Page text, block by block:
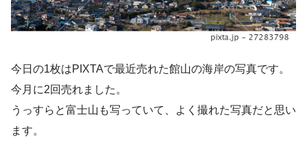
今日の1枚はPIXTAで最近売れた館山の海岸の写真です。
今月に2回売れました。
うっすらと富士山も写っていて、よく撮れた写真だと思い
ます。